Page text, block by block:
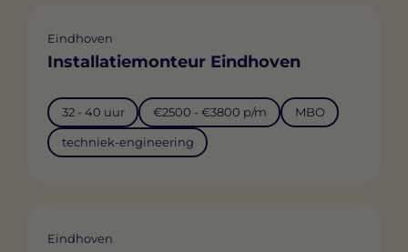
Eindhoven
Installatiemonteur Eindhoven
32 - 40 uur €2500 - €3800 p/m MBO
techniek-engineering
Eindhoven